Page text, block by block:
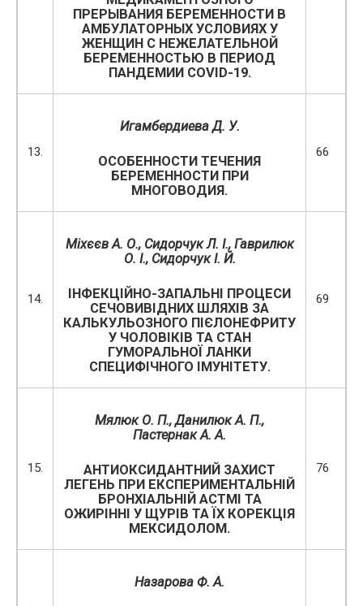
ПРЕРЫВАНИЯ БЕРЕМЕННОСТИ В
АМБУЛАТОРНЫХ УСЛОВИЯХ У
ЖЕНЩИН С НЕЖЕЛАТЕЛЬНОЙ
БЕРЕМЕННОСТЬЮ В ПЕРИОД
ПАНДЕМИИ COVID-19.
13.
Игамбердиева Д. У.
ОСОБЕННОСТИ ТЕЧЕНИЯ
БЕРЕМЕННОСТИ ПРИ
МНОГОВОДИЯ.
66
14.
Міхєєв А. О., Сидорчук Л. І., Гаврилюк
О. І., Сидорчук І. Й.
ІНФЕКЦІЙНО-ЗАПАЛЬНІ ПРОЦЕСИ
СЕЧОВИВІДНИХ ШЛЯХІВ ЗА
КАЛЬКУЛЬОЗНОГО ПІЄЛОНЕФРИТУ
У ЧОЛОВІКІВ ТА СТАН
ГУМОРАЛЬНОЇ ЛАНКИ
СПЕЦИФІЧНОГО ІМУНІТЕТУ.
69
15.
Мялюк О. П., Данилюк А. П.,
Пастернак А. А.
АНТИОКСИДАНТНИЙ ЗАХИСТ
ЛЕГЕНЬ ПРИ ЕКСПЕРИМЕНТАЛЬНІЙ
БРОНХІАЛЬНІЙ АСТМІ ТА
ОЖИРІННІ У ЩУРІВ ТА ЇХ КОРЕКЦІЯ
МЕКСИДОЛОМ.
76
Назарова Ф. А.